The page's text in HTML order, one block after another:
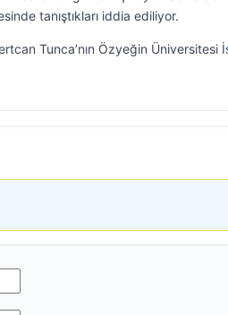
tanıştıkları iddia ediliyor.
Tunca’nın Özyeğin